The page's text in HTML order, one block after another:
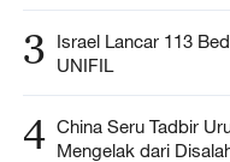
3
Israel Lancar 113
UNIFIL
4 China Seru Tadbir
Mengelak dari